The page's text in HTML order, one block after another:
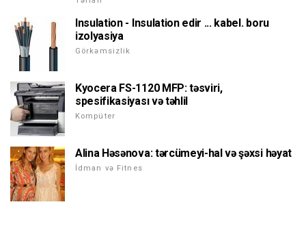
Insulation - Insulation edir ... kabel. boru
izolyasiya
Görkəmsizlik
Kyocera FS-1120 MFP: təsviri,
spesifikasiyası və təhlil
Kompüter
Alina Həsənova: tərcümeyi-hal və şəxsi həyat
İdman və Fitnes